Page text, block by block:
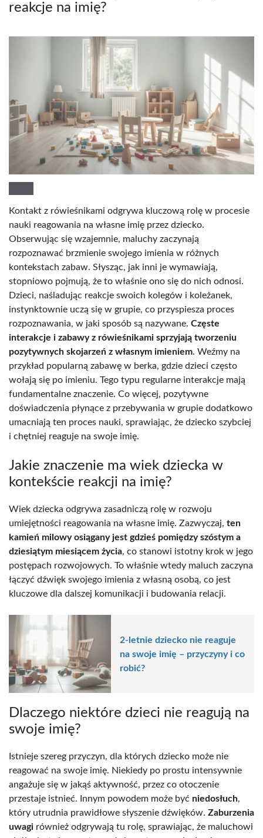
reakcje na imię?
Kontakt z rówieśnikami odgrywa kluczową rolę w procesie
nauki reagowania na własne imię przez dziecko.
Obserwując się wzajemnie, maluchy zaczynają
rozpoznawać brzmienie swojego imienia w różnych
kontekstach zabaw. Słysząc, jak inni je wymawiają,
stopniowo pojmują, że to właśnie ono się do nich odnosi.
Dzieci, naśladując reakcje swoich kolegów i koleżanek,
instynktownie uczą się w grupie, co przyspiesza proces
rozpoznawania, w jaki sposób są nazywane. Częste
interakcje i zabawy z rówieśnikami sprzyjają tworzeniu
pozytywnych skojarzeń z własnym imieniem. Weźmy na
przykład popularną zabawę w berka, gdzie dzieci często
wołają się po imieniu. Tego typu regularne interakcje mają
fundamentalne znaczenie. Co więcej, pozytywne
doświadczenia płynące z przebywania w grupie dodatkowo
umacniają ten proces nauki, sprawiając, że dziecko szybciej
i chętniej reaguje na swoje imię.
Jakie znaczenie ma wiek dziecka w
kontekście reakcji na imię?
Wiek dziecka odgrywa zasadniczą rolę w rozwoju
umiejętności reagowania na własne imię. Zazwyczaj, ten
kamień milowy osiągany jest gdzieś pomiędzy szóstym a
dziesiątym miesiącem życia, co stanowi istotny krok w jego
postępach rozwojowych. To właśnie wtedy maluch zaczyna
łączyć dźwięk swojego imienia z własną osobą, co jest
kluczowe dla dalszej komunikacji i budowania relacji.
2-letnie dziecko nie reaguje
na swoje imię – przyczyny i co
robić?
Dlaczego niektóre dzieci nie reagują na
swoje imię?
Istnieje szereg przyczyn, dla których dziecko może nie
reagować na swoje imię. Niekiedy po prostu intensywnie
angażuje się w jakąś aktywność, przez co otoczenie
przestaje istnieć. Innym powodem może być niedosłuch,
który utrudnia prawidłowe słyszenie dźwięków. Zaburzenia
uwagi również odgrywają tu rolę, sprawiając, że maluchowi